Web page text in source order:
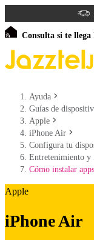
Consulta si te llega
Ayuda
Guías de
Apple
iPhone Air
Configura tu
Entretenimiento y
Cómo instalar
Apple
iPhone Air